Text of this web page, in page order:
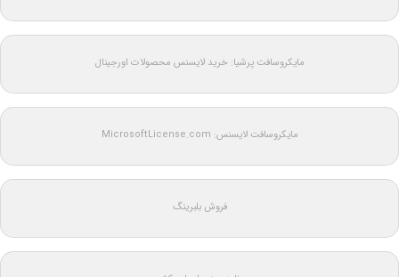
مایکروسافت پرشیا: خرید لایسنس محصولات اورجینال
مایکروسافت لایسنس: MicrosoftLicense.com
فروش بلبرینگ